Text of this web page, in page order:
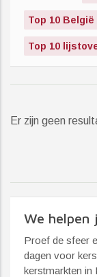
Top 10 België
Top 10
Er zijn geen
We helpen
Proef de sfeer
dagen voor
kerstmarkten in